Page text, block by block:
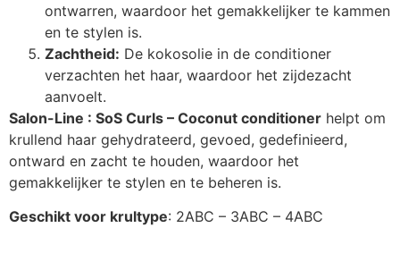
ontwarren, waardoor het gemakkelijker te kammen
en te stylen is.
Zachtheid: De kokosolie in de conditioner
verzachten het haar, waardoor het zijdezacht
aanvoelt.
Salon-Line : SoS Curls – Coconut conditioner helpt om
krullend haar gehydrateerd, gevoed, gedefinieerd,
ontward en zacht te houden, waardoor het
gemakkelijker te stylen en te beheren is.
Geschikt voor krultype: 2ABC – 3ABC – 4ABC